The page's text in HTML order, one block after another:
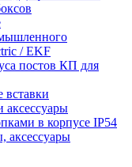
/ EKF
постов КП для
вставки
аксессуары
в корпусе IP54
аксессуары